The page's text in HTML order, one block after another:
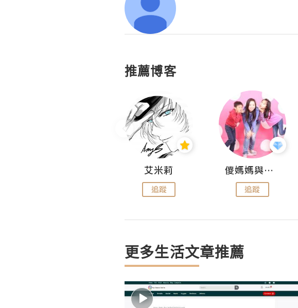
推薦博客
艾米莉
追蹤
儍媽媽與兩隻小魔怪之家
追蹤
更多生活文章推薦